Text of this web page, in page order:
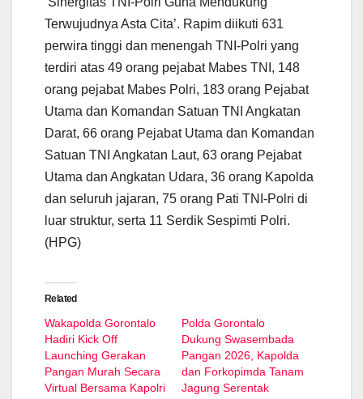
Terwujudnya Asta Cita’. Rapim diikuti 631
perwira tinggi dan menengah TNI-Polri yang
terdiri atas 49 orang pejabat Mabes TNI, 148
orang pejabat Mabes Polri, 183 orang Pejabat
Utama dan Komandan Satuan TNI Angkatan
Darat, 66 orang Pejabat Utama dan Komandan
Satuan TNI Angkatan Laut, 63 orang Pejabat
Utama dan Angkatan Udara, 36 orang Kapolda
dan seluruh jajaran, 75 orang Pati TNI-Polri di
luar struktur, serta 11 Serdik Sespimti Polri.
(HPG)
Related
Wakapolda Gorontalo
Hadiri Kick Off
Launching Gerakan
Pangan Murah Secara
Virtual Bersama Kapolri
Polda Gorontalo
Dukung Swasembada
Pangan 2026, Kapolda
dan Forkopimda Tanam
Jagung Serentak